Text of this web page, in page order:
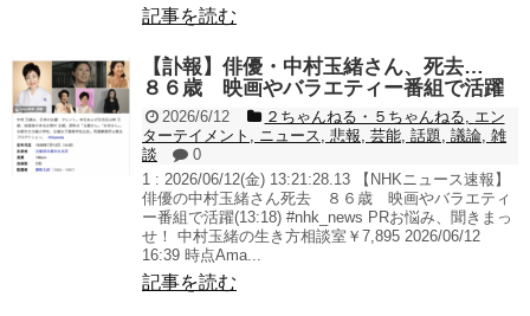
記事を読む
【訃報】俳優・中村玉緒さん、死去…
８６歳 映画やバラエティー番組で活躍
2026/6/12 ２ちゃんねる・５ちゃんねる, エン
ターテイメント , ニュース, 悲報, 芸能, 話題, 議論, 雑
談
0
1 : 2026/06/12(金) 13:21:28.13 【NHKニュース速報】
俳優の中村玉緒さん死去 ８６歳 映画やバラエティ
ー番組で活躍(13:18) #nhk_news PRお悩み、聞きまっ
せ！ 中村玉緒の生き方相談室￥7,895 2026/06/12
16:39 時点Ama...
記事を読む